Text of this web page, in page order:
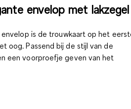
envelop met lakzegel
is de trouwkaart op het
oog. Passend bij de stijl van de
een voorproefje geven van het